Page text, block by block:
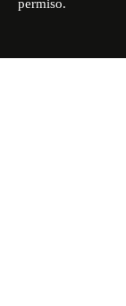
permiso.